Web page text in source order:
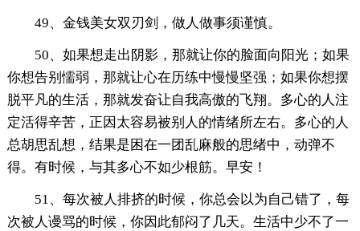
49、金钱美女双刃剑，做人做事须谨慎。
50、如果想走出阴影，那就让你的脸面向阳光；如果
你想告别懦弱，那就让心在历练中慢慢坚强；如果你想摆
脱平凡的生活，那就发奋让自我高傲的飞翔。多心的人注
定活得辛苦，正因太容易被别人的情绪所左右。多心的人
总胡思乱想，结果是困在一团乱麻般的思绪中，动弹不
得。有时候，与其多心不如少根筋。早安！
51、每次被人排挤的时候，你总会以为自己错了，每
次被人谩骂的时候，你因此郁闷了几天。生活中少不了一